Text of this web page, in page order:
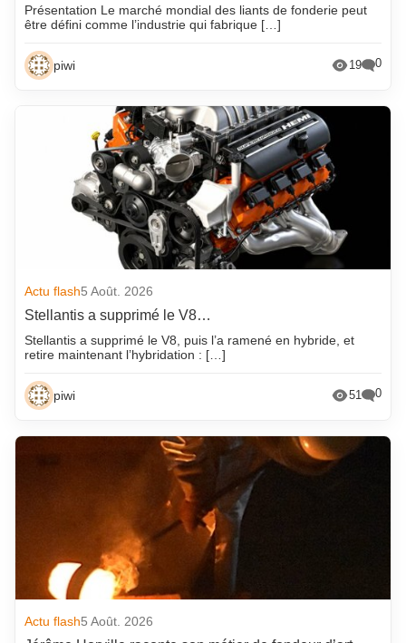
Présentation Le marché mondial des liants de fonderie peut
être défini comme l’industrie qui fabrique […]
piwi 19 0
Actu flash5 Août. 2026
Stellantis a supprimé le V8…
Stellantis a supprimé le V8, puis l’a ramené en hybride, et
retire maintenant l’hybridation : […]
piwi 51 0
Actu flash5 Août. 2026